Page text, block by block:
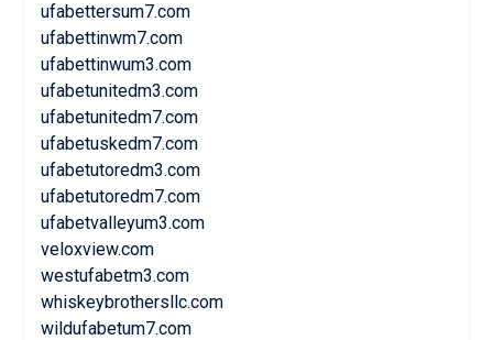
ufabettersum7.com
ufabettinwm7.com
ufabettinwum3.com
ufabetunitedm3.com
ufabetunitedm7.com
ufabetuskedm7.com
ufabetutoredm3.com
ufabetutoredm7.com
ufabetvalleyum3.com
veloxview.com
westufabetm3.com
whiskeybrothersllc.com
wildufabetum7.com